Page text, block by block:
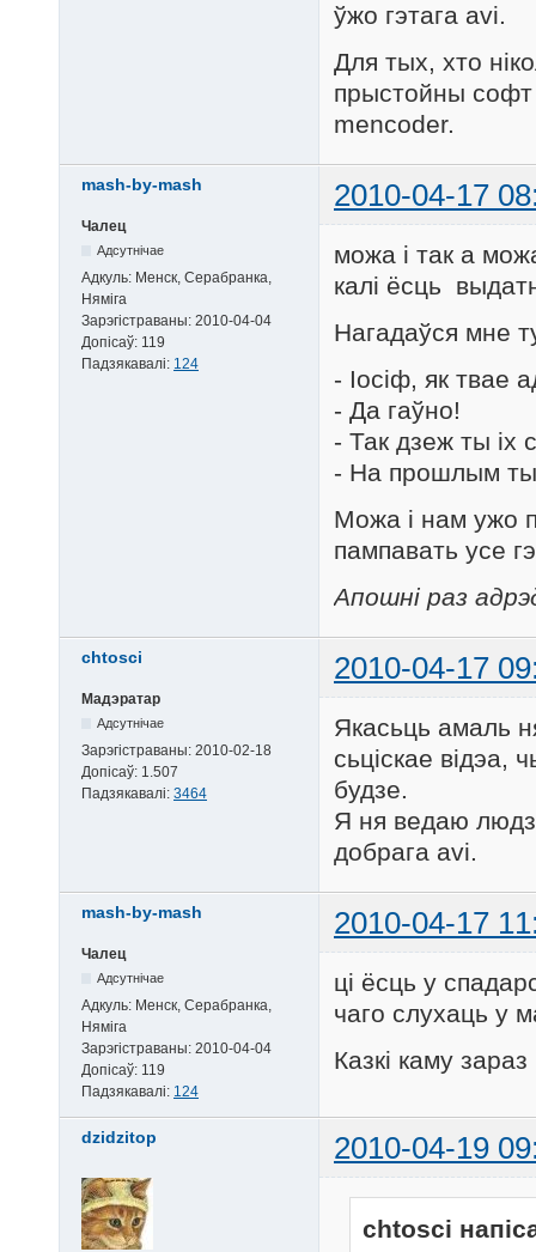
ўжо гэтага avi.
Для тых, хто
прыстойны софт
mencoder.
mash-by-mash 2010-04-17
Чалец
Адсутнічае
Адкуль: Менск, Серабранка,
Няміга
Зарэгістраваны: 2010-04-04
Допісаў: 119
Падзякавалі: 124
можа і так а
калі ёсць
Нагадаўся мне
- Іосіф, як твае
- Да гаўно!
- Так дзеж ты іх
- На прошлым
Можа і нам ужо
пампавать усе
Апошні раз
chtosci 2010-04-17
Мадэратар
Адсутнічае
Зарэгістраваны: 2010-02-18
Допісаў: 1.507
Падзякавалі: 3464
Якасьць амаль
сьціскае
будзе.
Я ня ведаю
добрага avi.
mash-by-mash 2010-04-17
Чалец
Адсутнічае
Адкуль: Менск, Серабранка,
Няміга
Зарэгістраваны: 2010-04-04
Допісаў: 119
Падзякавалі: 124
ці ёсць у
чаго слухаць у
Казкі каму
dzidzitop 2010-04-19
chtosci